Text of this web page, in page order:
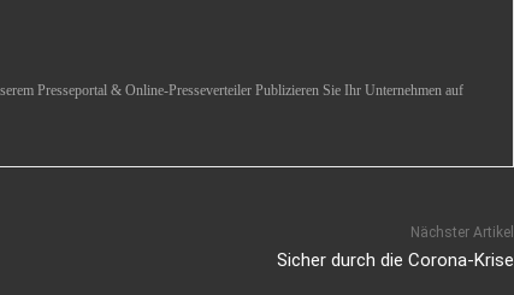
Presseportal & Online-Presseverteiler Publizieren Sie Ihr Unternehmen auf
Nächster Artikel
Sicher durch die Corona-Krise